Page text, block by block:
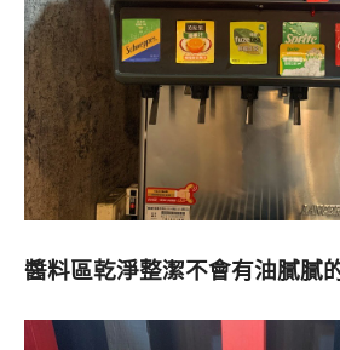
醬料區乾淨整潔不會有油膩膩